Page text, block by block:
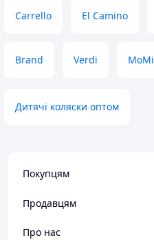
Carrello El Camino
Brand Verdi MoMi
Дитячі коляски оптом
Покупцям
Продавцям
Про нас